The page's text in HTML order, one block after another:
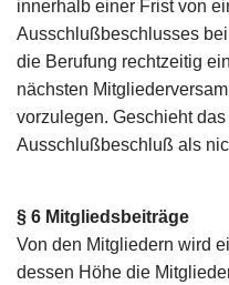
innerhalb einer Frist von
Ausschlußbeschlusses
die Berufung rechtzeitig
nächsten
vorzulegen. Geschieht
Ausschlußbeschluß als
§ 6 Mitgliedsbeiträge
Von den Mitgliedern wird
dessen Höhe die